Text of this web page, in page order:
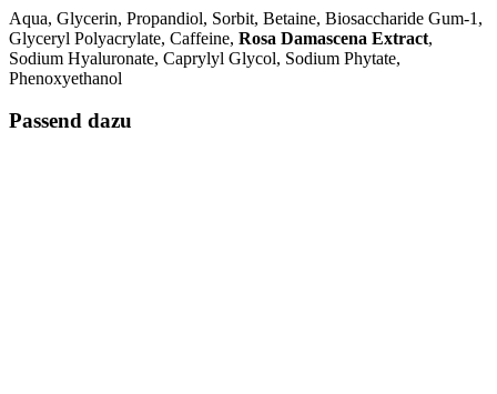
Aqua, Glycerin, Propandiol, Sorbit, Betaine, Biosaccharide Gum-1,
Glyceryl Polyacrylate, Caffeine, Rosa Damascena Extract,
Sodium Hyaluronate, Caprylyl Glycol, Sodium Phytate,
Phenoxyethanol
Passend dazu